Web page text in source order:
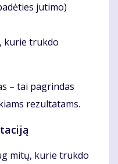
jutimo)
kurie trukdo
– tai pagrindas
rezultatams.
mitų, kurie trukdo